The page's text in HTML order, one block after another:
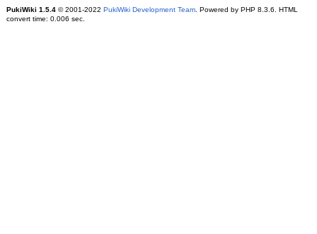
PukiWiki 1.5.4© 2001-2022 PukiWiki Development Team. Powered by PHP 8.3.6. HTML
convert time: 0.006 sec.